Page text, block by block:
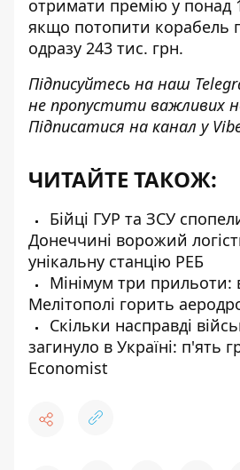
отримати премію у понад
якщо потопити корабель
одразу 243 тис. грн.
Підписуйтесь на наш
не пропустити важливих
Підписатися на канал у
ЧИТАЙТЕ ТАКОЖ:
Бійці ГУР та ЗСУ
Донеччині ворожий
унікальну станцію РЕБ
Мінімум три прильоти:
Мелітополі горить
Скільки насправді
загинуло в Україні: п'ять
Economist